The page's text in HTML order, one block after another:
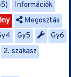
Információk
Megosztás
Gy5
Gy6
2. szakasz